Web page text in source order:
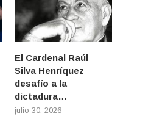
El Cardenal Raúl
Silva Henríquez
desafío a la
dictadura…
julio 30, 2026